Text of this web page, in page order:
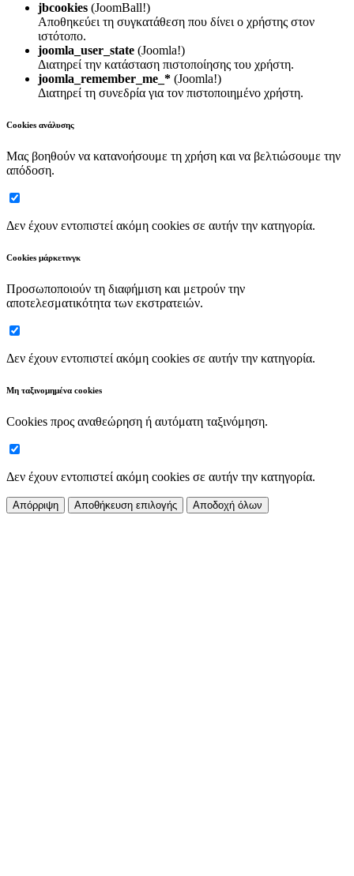
jbcookies (JoomBall!)
Αποθηκεύει τη συγκατάθεση που δίνει ο χρήστης στον
ιστότοπο.
joomla_user_state (Joomla!)
Διατηρεί την κατάσταση πιστοποίησης του χρήστη.
joomla_remember_me_* (Joomla!)
Διατηρεί τη συνεδρία για τον πιστοποιημένο χρήστη.
Cookies ανάλυσης
Μας βοηθούν να κατανοήσουμε τη χρήση και να βελτιώσουμε την
απόδοση.
Δεν έχουν εντοπιστεί ακόμη cookies σε αυτήν την κατηγορία.
Cookies μάρκετινγκ
Προσωποποιούν τη διαφήμιση και μετρούν την
αποτελεσματικότητα των εκστρατειών.
Δεν έχουν εντοπιστεί ακόμη cookies σε αυτήν την κατηγορία.
Μη ταξινομημένα cookies
Cookies προς αναθεώρηση ή αυτόματη ταξινόμηση.
Δεν έχουν εντοπιστεί ακόμη cookies σε αυτήν την κατηγορία.
Απόρριψη Αποθήκευση επιλογής Αποδοχή όλων